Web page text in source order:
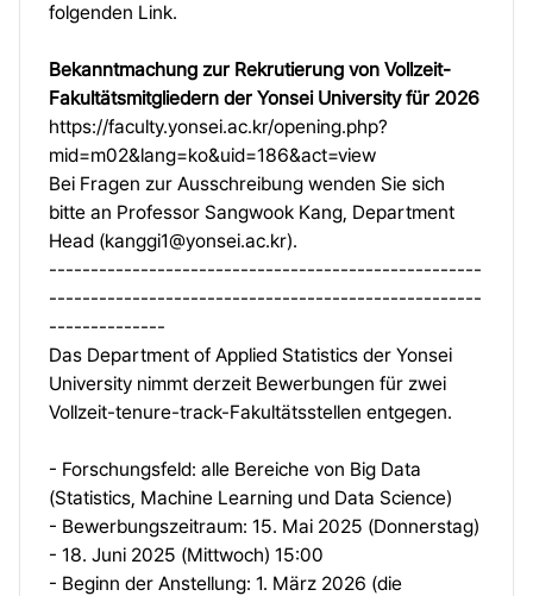
folgenden Link.
Bekanntmachung zur Rekrutierung von Vollzeit-
Fakultätsmitgliedern der Yonsei University für 2026
https://faculty.yonsei.ac.kr/opening.php?
mid=m02&lang=ko&uid=186&act=view
Bei Fragen zur Ausschreibung wenden Sie sich
bitte an Professor Sangwook Kang, Department
Head (kanggi1@yonsei.ac.kr).
----------------------------------------------------
----------------------------------------------------
--------------
Das Department of Applied Statistics der Yonsei
University nimmt derzeit Bewerbungen für zwei
Vollzeit-tenure-track-Fakultätsstellen entgegen.
- Forschungsfeld: alle Bereiche von Big Data
(Statistics, Machine Learning und Data Science)
- Bewerbungszeitraum: 15. Mai 2025 (Donnerstag)
- 18. Juni 2025 (Mittwoch) 15:00
- Beginn der Anstellung: 1. März 2026 (die